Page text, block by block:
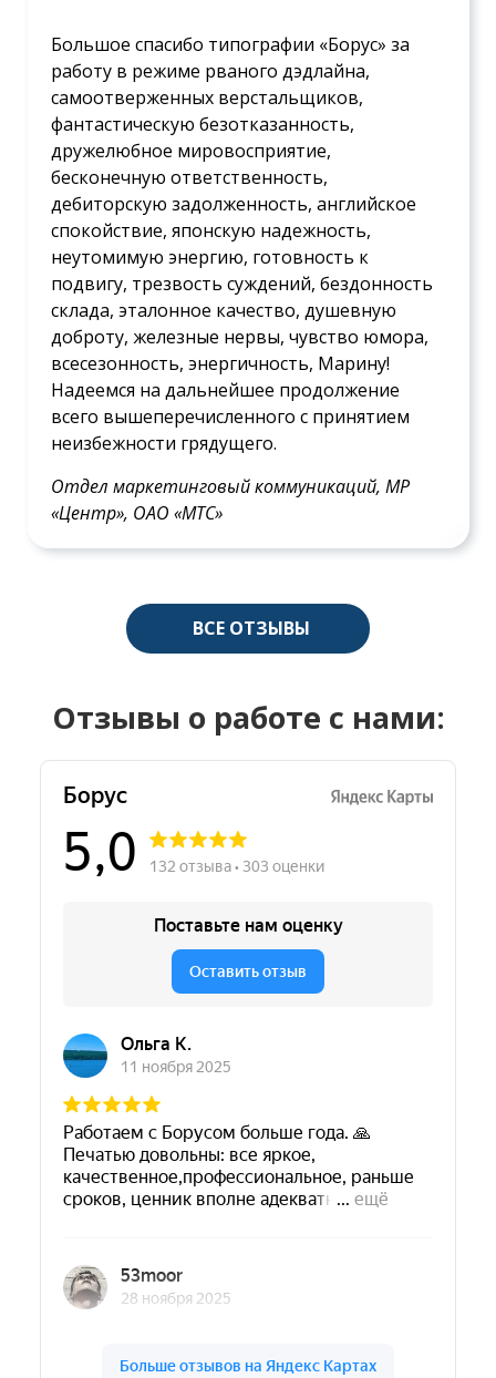
Большое спасибо типографии «Борус» за
работу в режиме рваного дэдлайна,
самоотверженных верстальщиков,
фантастическую безотказанность,
дружелюбное мировосприятие,
бесконечную ответственность,
дебиторскую задолженность, английское
спокойствие, японскую надежность,
неутомимую энергию, готовность к
подвигу, трезвость суждений, бездонность
склада, эталонное качество, душевную
доброту, железные нервы, чувство юмора,
всесезонность, энергичность, Марину!
Надеемся на дальнейшее продолжение
всего вышеперечисленного с принятием
неизбежности грядущего.
Отдел маркетинговый коммуникаций, МР
«Центр», ОАО «МТС»
ВСЕ ОТЗЫВЫ
Отзывы о работе с нами: